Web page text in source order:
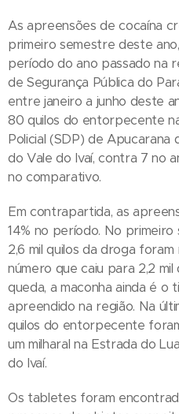
As apreensões de cocaína
primeiro semestre deste
período do ano passado na
de Segurança Pública do
entre janeiro a junho deste
80 quilos do entorpecente
Policial (SDP) de Apucarana
do Vale do Ivaí, contra 7 no
no comparativo.
Em contrapartida, as
14% no período. No
2,6 mil quilos da droga
número que caiu para 2,2
queda, a maconha ainda é o
apreendido na região. Na
quilos do entorpecente
um milharal na Estrada do
do Ivaí.
Os tabletes foram